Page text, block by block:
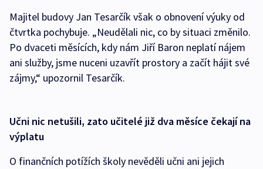
Majitel budovy Jan Tesarčík však o obnovení výuky od
čtvrtka pochybuje. „Neudělali nic, co by situaci změnilo.
Po dvaceti měsících, kdy nám Jiří Baron neplatí nájem
ani služby, jsme nuceni uzavřít prostory a začít hájit své
zájmy,“ upozornil Tesarčík.
Učni nic netušili, zato učitelé již dva měsíce čekají na
výplatu
O finančních potížích školy nevěděli učni ani jejich